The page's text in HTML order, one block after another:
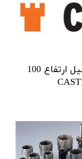
مته گردبر TCT از قطر 12 تا 100 میل ارتفاع 100